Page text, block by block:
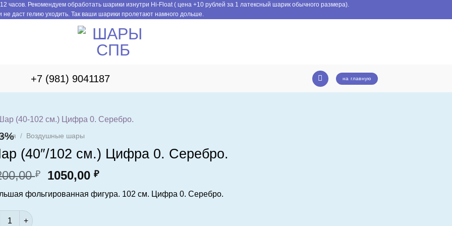
часов. Рекомендуем обработать шарики изнутри Hi-Float ( цена +10 рублей за 1 латексный шарик обычного размера).
даст гелию уходить. Так ваши шарики пролетают намного дольше.
+7 (981) 9041187 на главную
/ Воздушные шары
(40″/102 см.) Цифра 0. Серебро.
₽
Первоначальная
составляла
1050,00 ₽Текущая
1050,00 ₽.
фольгированная фигура. 102 см. Цифра 0. Серебро.
товара Шар (40"/102 см.) Цифра 0. Серебро.